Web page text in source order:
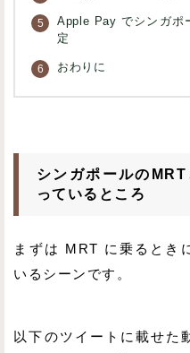
Apple Pay でシンガポ
定
おわりに
シンガポールの
っているところ
まずは MRT に乗るとき
いるシーンです。
以下のツイートに載せた